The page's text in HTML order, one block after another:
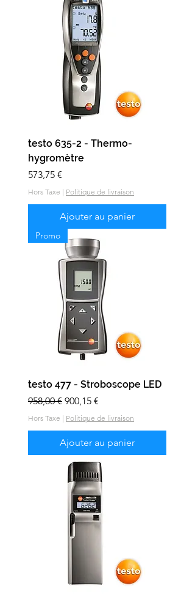
testo 635-2 - Thermo-
hygromètre
Prix
573,75 €
Hors Taxe | Politique de livraison
Ajouter au panier
Promo
testo 477 - Stroboscope LED
Prix original
958,00 € Prix promotionnel
900,15 €
Hors Taxe | Politique de livraison
Ajouter au panier